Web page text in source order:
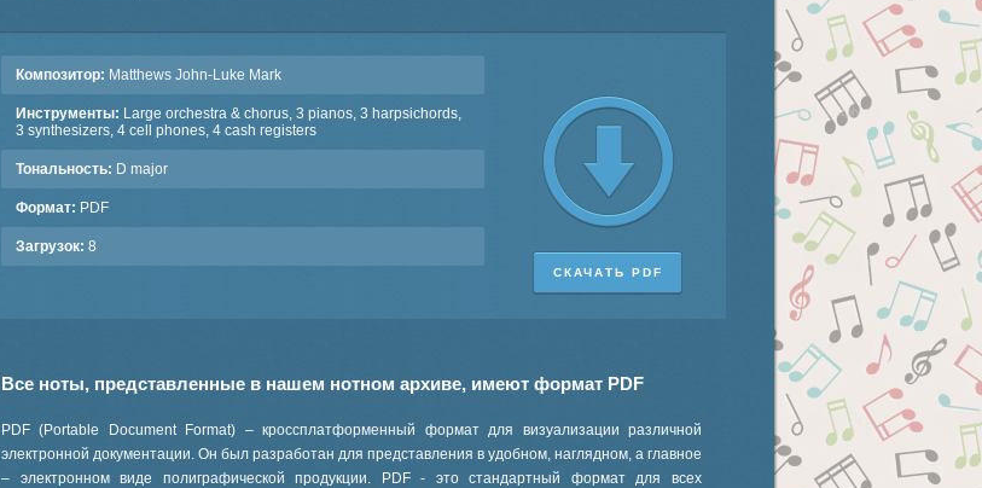
Композитор: Matthews John-Luke Mark
Инструменты: Large orchestra & chorus, 3 pianos, 3 harpsichords,
3 synthesizers, 4 cell phones, 4 cash registers
Тональность: D major
Формат: PDF
Загрузок: 8
СКАЧАТЬ PDF
Все ноты, представленные в нашем нотном архиве, имеют формат PDF
PDF (Portable Document Format) – кроссплатформенный формат для визуализации различной
электронной документации. Он был разработан для представления в удобном, наглядном, а главное
– электронном виде полиграфической продукции. PDF - это стандартный формат для всех